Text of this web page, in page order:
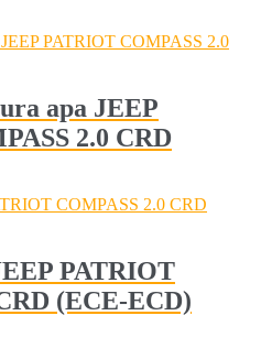
apa JEEP
2.0 CRD
PATRIOT
(ECE-ECD)